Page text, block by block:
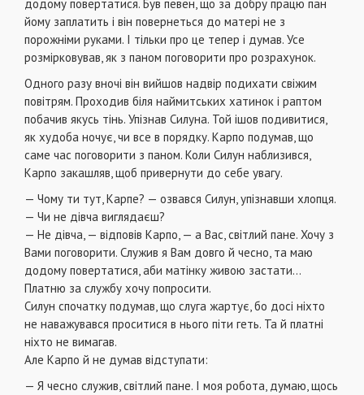
додому повертатися. Був певен, що за добру працю пан
йому заплатить і він повернеться до матері не з
порожніми руками. І тільки про це тепер і думав. Усе
розмірковував, як з паном поговорити про розрахунок.
Одного разу вночі він вийшов надвір подихати свіжим
повітрям. Проходив біля наймитських хатинок і раптом
побачив якусь тінь. Упізнав Силуна. Той ішов подивитися,
як худоба ночує, чи все в порядку. Карпо подумав, що
саме час поговорити з паном. Коли Силун наблизився,
Карпо закашляв, щоб привернути до себе увагу.
— Чому ти тут, Карпе? — озвався Силун, упізнавши хлопця.
— Чи не дівча виглядаєш?
— Не дівча, — відповів Карпо, — а Вас, світлий пане. Хочу з
Вами поговорити. Служив я Вам довго й чесно, та маю
додому повертатися, аби матінку живою застати…
Платню за службу хочу попросити.
Силун спочатку подумав, що слуга жартує, бо досі ніхто
не наважувався проситися в нього піти геть. Та й платні
ніхто не вимагав.
Але Карпо й не думав відступати:
— Я чесно служив, світлий пане. І моя робота, думаю, щось